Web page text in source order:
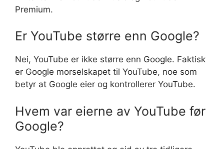
Premium.
Er YouTube større enn Google?
Nei, YouTube er ikke større enn Google. Faktisk
er Google morselskapet til YouTube, noe som
betyr at Google eier og kontrollerer YouTube.
Hvem var eierne av YouTube før
Google?